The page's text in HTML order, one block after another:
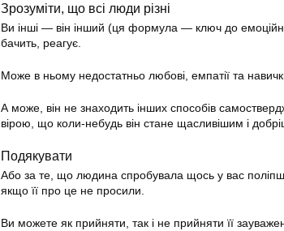
Зрозуміти, що всі люди різні
Ви інші — він інший (ця формула — ключ до
бачить, реагує.
Може в ньому недостатньо любові, емпатії та
А може, він не знаходить інших способів
вірою, що коли-небудь він стане щасливішим і
Подякувати
Або за те, що людина спробувала щось у вас
якщо її про це не просили.
Ви можете як прийняти, так і не прийняти її